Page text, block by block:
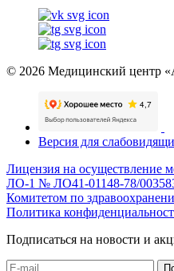
© 2026 Медицинский центр
Версия для
Лицензия на осуществление
ЛО-1 № ЛО41-01148-78/
Комитетом по
Политика
Подписаться на новости и